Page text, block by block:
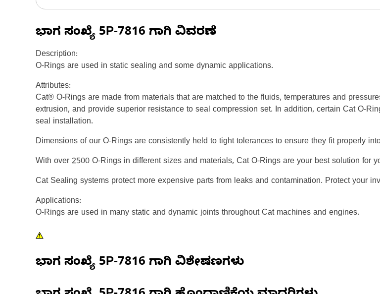
ಭಾಗ ಸಂಖ್ಯೆ 5P-7816 ಗಾಗಿ ವಿವರಣೆ
Description:
O-Rings are used in static sealing and some dynamic applications.
Attributes:
Cat® O-Rings are made from materials that are matched to the fluids, temperatures and
extrusion, and provide superior resistance to seal compression set. In addition, certain Cat O-
seal installation.
Dimensions of our O-Rings are consistently held to tight tolerances to ensure they fit properly
With over 2500 O-Rings in different sizes and materials, Cat O-Rings are your best solution for
Cat Sealing systems protect more expensive parts from leaks and contamination. Protect your
Applications:
O-Rings are used in many static and dynamic joints throughout Cat machines and engines.
ಭಾಗ ಸಂಖ್ಯೆ 5P-7816 ಗಾಗಿ ವಿಶೇಷಣಗಳು